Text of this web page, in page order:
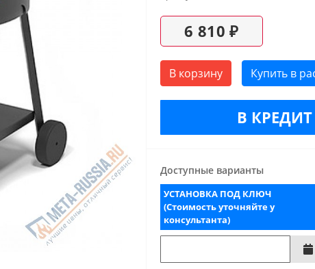
6 810 ₽
В корзину Купить в
В
Доступные варианты
УСТАНОВКА ПОД КЛЮЧ
(Стоимость уточняйте у
консультанта)